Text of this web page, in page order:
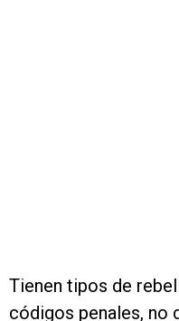
Tienen tipos de
códigos penales, no